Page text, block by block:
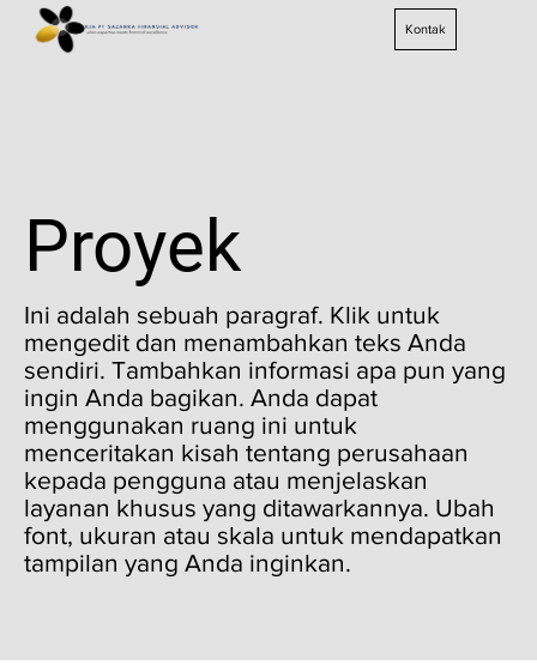
Kontak
Proyek
Ini adalah sebuah paragraf. Klik untuk
mengedit dan menambahkan teks Anda
sendiri. Tambahkan informasi apa pun yang
ingin Anda bagikan. Anda dapat
menggunakan ruang ini untuk
menceritakan kisah tentang perusahaan
kepada pengguna atau menjelaskan
layanan khusus yang ditawarkannya. Ubah
font, ukuran atau skala untuk mendapatkan
tampilan yang Anda inginkan.